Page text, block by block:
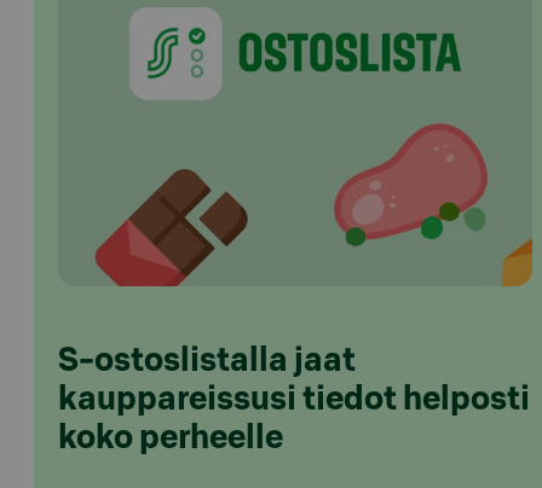
S-ostoslistalla jaat
kauppareissusi tiedot helposti
koko perheelle